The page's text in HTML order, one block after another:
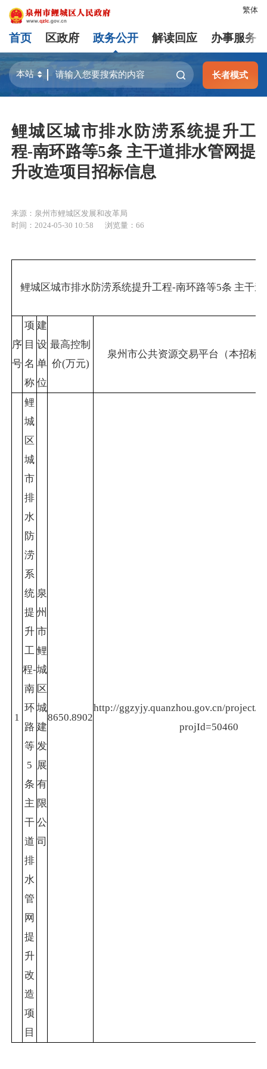
繁体
首页 区政府 政务公开 解读回应 办事服务
长者模式
鲤城区城市排水防涝系统提升工
程-南环路等5条 主干道排水管网提
升改造项目招标信息
来源：泉州市鲤城区发展和改革局
时间：2024-05-30 10:58
浏览量： 66
鲤城区城市排水防涝系统提升工程-南环路等5条 主干
序
号
项
目
名
称
建
设
单
位
最高控制
价(万元)
泉州市公共资源交易平台（本招标
1
鲤
城
区
城
市
排
水
防
涝
系
统
提
升
工
程-
南
环
路
等
5
条
主
干
道
排
水
管
网
提
升
改
造
项
目
泉
州
市
鲤
城
区
城
建
发
展
有
限
公
司
8650.8902
http://ggzyjy.quanzhou.gov.cn/project/
projId=50460